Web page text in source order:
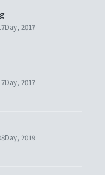
2017
2017
2019